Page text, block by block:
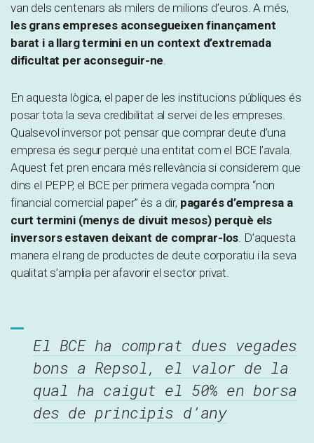
van dels centenars als milers de milions d’euros. A més,
les grans empreses aconsegueixen finançament
barat i a llarg termini en un context d’extremada
dificultat per aconseguir-ne.
En aquesta lògica, el paper de les institucions públiques és
posar tota la seva credibilitat al servei de les empreses.
Qualsevol inversor pot pensar que comprar deute d’una
empresa és segur perquè una entitat com el BCE l’avala.
Aquest fet pren encara més rellevància si considerem que
dins el PEPP, el BCE per primera vegada compra “non
financial comercial paper” és a dir, pagarés d’empresa a
curt termini (menys de divuit mesos) perquè els
inversors estaven deixant de comprar-los. D’aquesta
manera el rang de productes de deute corporatiu i la seva
qualitat s’amplia per afavorir el sector privat.
El BCE ha comprat dues vegades
bons a Repsol, el valor de la
qual ha caigut el 50% en borsa
des de principis d’any